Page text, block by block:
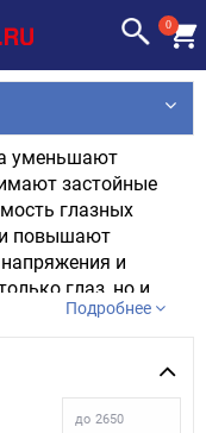
0
уменьшают
застойные
глазных
повышают
и
глаз, но и
Подробнее
до